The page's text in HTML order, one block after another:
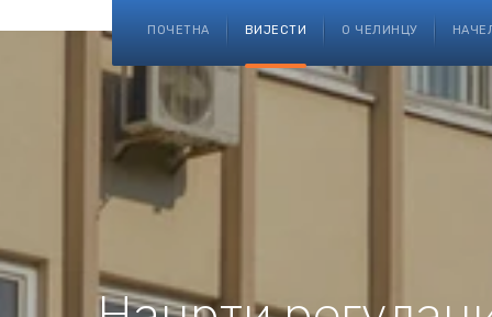
ПОЧЕТНА ВИЈЕСТИ О ЧЕЛИНЦУ